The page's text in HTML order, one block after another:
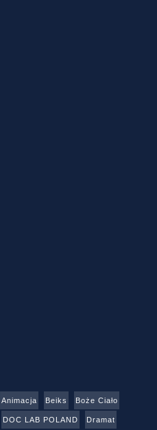
Animacja Beiks Boże Ciało
DOC LAB POLAND Dramat